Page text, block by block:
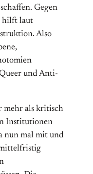
Gegen
hilft laut
Also
und Anti-
mehr als kritisch
Institutionen
nun mal mit und